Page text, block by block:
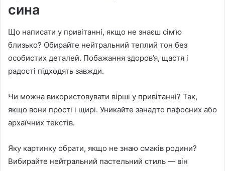
сина
Що написати у привітанні, якщо не знаєш сім’ю
близько? Обирайте нейтральний теплий тон без
особистих деталей. Побажання здоров’я, щастя і
радості підходять завжди.
Чи можна використовувати вірші у привітанні? Так,
якщо вони прості і щирі. Уникайте занадто пафосних або
архаїчних текстів.
Яку картинку обрати, якщо не знаю смаків родини?
Вибирайте нейтральний пастельний стиль — він